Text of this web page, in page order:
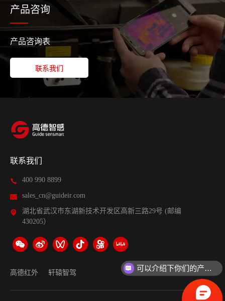
产品咨询
产品咨询表
联系我们
联系我们
400 990 8899
sales_cn@guideir.com
湖北省武汉市东湖新技术开发区高新三路29号 (邮编
430205）
高德红外 轩辕智驾
你们是怎么收费的呢？